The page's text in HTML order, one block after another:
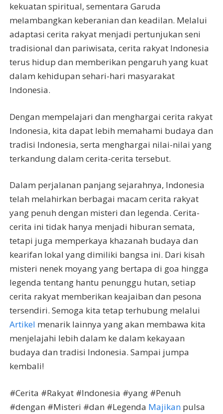
kekuatan spiritual, sementara Garuda
melambangkan keberanian dan keadilan. Melalui
adaptasi cerita rakyat menjadi pertunjukan seni
tradisional dan pariwisata, cerita rakyat Indonesia
terus hidup dan memberikan pengaruh yang kuat
dalam kehidupan sehari-hari masyarakat
Indonesia.
Dengan mempelajari dan menghargai cerita rakyat
Indonesia, kita dapat lebih memahami budaya dan
tradisi Indonesia, serta menghargai nilai-nilai yang
terkandung dalam cerita-cerita tersebut.
Dalam perjalanan panjang sejarahnya, Indonesia
telah melahirkan berbagai macam cerita rakyat
yang penuh dengan misteri dan legenda. Cerita-
cerita ini tidak hanya menjadi hiburan semata,
tetapi juga memperkaya khazanah budaya dan
kearifan lokal yang dimiliki bangsa ini. Dari kisah
misteri nenek moyang yang bertapa di goa hingga
legenda tentang hantu penunggu hutan, setiap
cerita rakyat memberikan keajaiban dan pesona
tersendiri. Semoga kita tetap terhubung melalui
Artikel menarik lainnya yang akan membawa kita
menjelajahi lebih dalam ke dalam kekayaan
budaya dan tradisi Indonesia. Sampai jumpa
kembali!
#Cerita #Rakyat #Indonesia #yang #Penuh
#dengan #Misteri #dan #Legenda Majikan pulsa